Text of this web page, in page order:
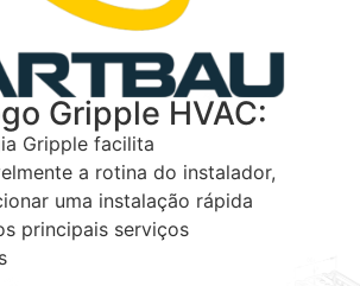
Gripple HVAC:
Gripple facilita
a rotina do instalador,
uma instalação rápida
principais serviços